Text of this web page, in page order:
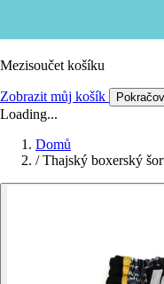
Mezisoučet košíku
Zobrazit můj košík
Loading...
Domů
/ Thajský boxerský